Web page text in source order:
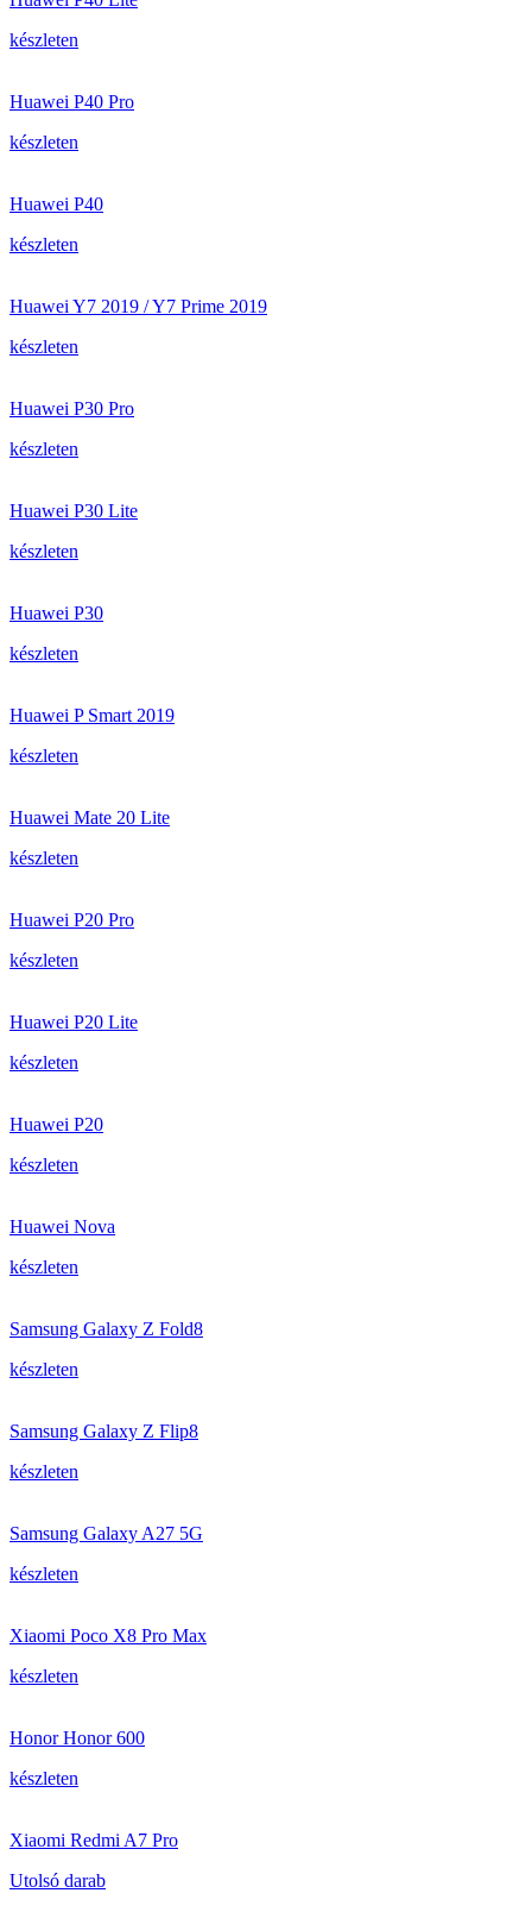
készleten
Huawei P40 Pro
készleten
Huawei P40
készleten
Huawei Y7 2019 / Y7 Prime 2019
készleten
Huawei P30 Pro
készleten
Huawei P30 Lite
készleten
Huawei P30
készleten
Huawei P Smart 2019
készleten
Huawei Mate 20 Lite
készleten
Huawei P20 Pro
készleten
Huawei P20 Lite
készleten
Huawei P20
készleten
Huawei Nova
készleten
Samsung Galaxy Z Fold8
készleten
Samsung Galaxy Z Flip8
készleten
Samsung Galaxy A27 5G
készleten
Xiaomi Poco X8 Pro Max
készleten
Honor Honor 600
készleten
Xiaomi Redmi A7 Pro
Utolsó darab